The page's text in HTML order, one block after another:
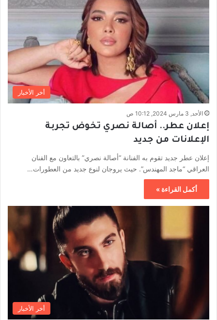
أخر الأخبار
الأحد, 3 مارس 2024, 10:12 ص
إعلان عطر.. أصالة نصري تخوض تجربة
الإعلانات من جديد
إعلان عطر جديد تقوم به الفنانة “أصالة نصري” بالتعاون مع الفنان
العراقي “ماجد المهندس”. حيث يروجان لنوع جديد من العطورات…
أكمل القراءة »
أخر الأخبار